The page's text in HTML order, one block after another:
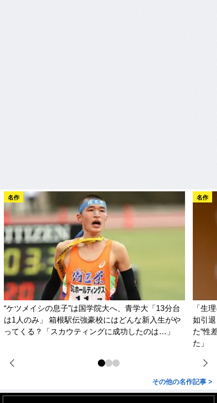
名作
“ケツメイシの息子”は国学院大へ、青学大「13分台
は1人のみ」 箱根駅伝強豪校にはどんな新入生がや
ってくる？「スカウティングに成功したのは…」
名作
「生
如引
た“性
た」
その他の名作記事 >